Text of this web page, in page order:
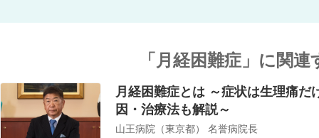
「月経困難症」に関
月経困難症とは ～症状は生理痛だ
因・治療法も解説～
山王病院（東京都） 名誉病院長